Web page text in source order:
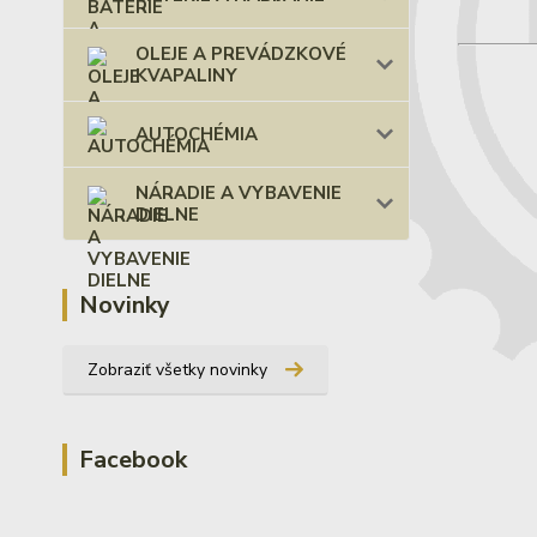
OLEJE A PREVÁDZKOVÉ
KVAPALINY
AUTOCHÉMIA
NÁRADIE A VYBAVENIE
DIELNE
Novinky
Zobraziť všetky novinky
Facebook